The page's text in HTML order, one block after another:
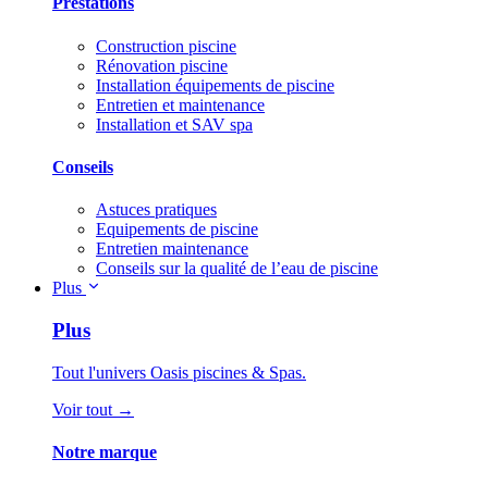
Construction piscine
Rénovation piscine
Installation équipements de piscine
Entretien et maintenance
Installation et SAV spa
Conseils
Astuces pratiques
Equipements de piscine
Entretien maintenance
Conseils sur la qualité de l’eau de piscine
Plus
Plus
Tout l'univers Oasis piscines & Spas.
Voir tout →
Notre marque